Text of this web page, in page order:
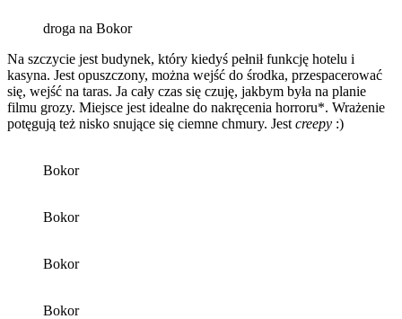
droga na Bokor
Na szczycie jest budynek, który kiedyś pełnił funkcję hotelu i
kasyna. Jest opuszczony, można wejść do środka, przespacerować
się, wejść na taras. Ja cały czas się czuję, jakbym była na planie
filmu grozy. Miejsce jest idealne do nakręcenia horroru*. Wrażenie
potęgują też nisko snujące się ciemne chmury. Jest creepy :)
Bokor
Bokor
Bokor
Bokor